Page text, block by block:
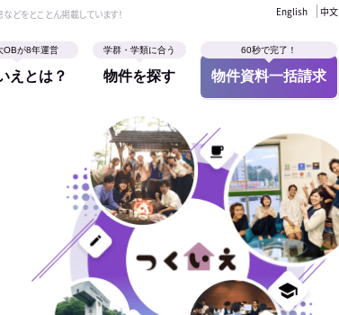
どをとことん掲載しています！ English 中文
OBが8年運営
えとは？
学群・学類に合う
物件を探す
60秒で完了！
物件資料一括請求